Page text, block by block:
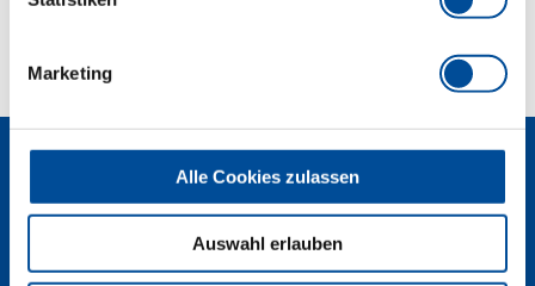
Marketing
Alle Cookies zulassen
Auswahl erlauben
Newsletter